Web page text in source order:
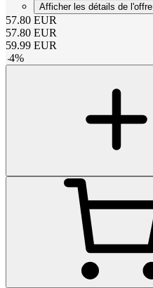
Afficher les détails de l'offre
57.80 EUR
57.80 EUR
59.99 EUR
-4%